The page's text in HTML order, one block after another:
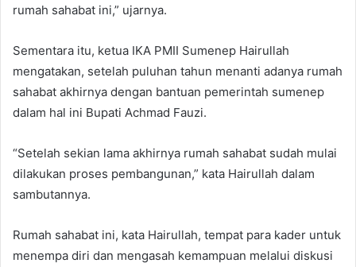
rumah sahabat ini,” ujarnya.
Sementara itu, ketua IKA PMII Sumenep Hairullah
mengatakan, setelah puluhan tahun menanti adanya rumah
sahabat akhirnya dengan bantuan pemerintah sumenep
dalam hal ini Bupati Achmad Fauzi.
“Setelah sekian lama akhirnya rumah sahabat sudah mulai
dilakukan proses pembangunan,” kata Hairullah dalam
sambutannya.
Rumah sahabat ini, kata Hairullah, tempat para kader untuk
menempa diri dan mengasah kemampuan melalui diskusi